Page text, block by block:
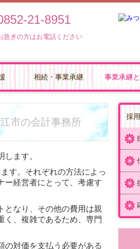
21-8951
急ぎの方はお電話ください
相続・事業承継
円満な相続・事業承継を支援
事業承継
事業承継
事業承継
親族内承
社内承継
第三者承
事業承継
事業承継
事業承継
M&Aとは
M&Aの流
企業価値
M&Aの方
株式譲渡
企業買収
M&Aの相
市の会計事務所
ます。
す。それぞれの方法によっ
ー経営者にとって、考慮す
となり、その他の費用は親
く、複雑であるため、専門
の対価を支払う必要がある
採